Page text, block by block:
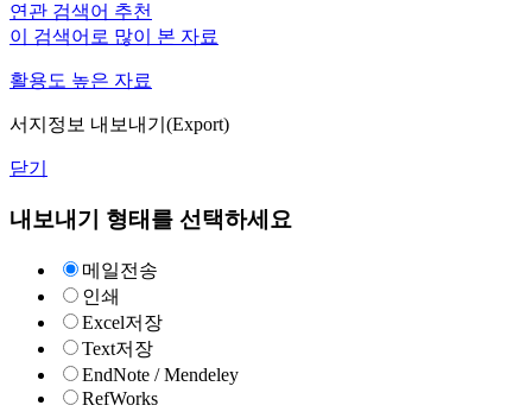
연관 검색어 추천
이 검색어로 많이 본 자료
활용도 높은 자료
서지정보 내보내기(Export)
닫기
내보내기 형태를 선택하세요
메일전송
인쇄
Excel저장
Text저장
EndNote / Mendeley
RefWorks